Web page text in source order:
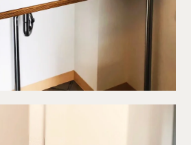
7番18号 NK103ビル1F
：09:00〜17:00 土日祝休み）